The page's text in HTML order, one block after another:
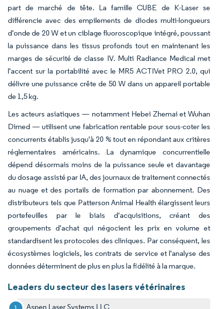
part de marché de tête. La famille CUBE de K-Laser se
différencie avec des empilements de diodes multi-longueurs
d'onde de 20 W et un ciblage fluoroscopique intégré, poussant
la puissance dans les tissus profonds tout en maintenant les
marges de sécurité de classe IV. Multi Radiance Medical met
l'accent sur la portabilité avec le MR5 ACTIVet PRO 2.0, qui
délivre une puissance crête de 50 W dans un appareil portable
de 1,5 kg.
Les acteurs asiatiques — notamment Hebei Zhemai et Wuhan
Dimed — utilisent une fabrication rentable pour sous-coter les
concurrents établis jusqu'à 20 % tout en répondant aux critères
réglementaires américains. La dynamique concurrentielle
dépend désormais moins de la puissance seule et davantage
du dosage assisté par IA, des journaux de traitement connectés
au nuage et des portails de formation par abonnement. Des
distributeurs tels que Patterson Animal Health élargissent leurs
portefeuilles par le biais d'acquisitions, créant des
groupements d'achat qui négocient les prix en volume et
standardisent les protocoles des cliniques. Par conséquent, les
écosystèmes logiciels, les contrats de service et l'analyse des
données déterminent de plus en plus la fidélité à la marque.
Leaders du secteur des lasers vétérinaires
Aspen Laser Systems LLC